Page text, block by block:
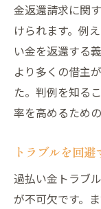
金返還請求に関
けられます。例
い金を返還する
より多くの借主
た。判例を知る
率を高めるため
トラブルを回
過払い金トラブ
が不可欠です。